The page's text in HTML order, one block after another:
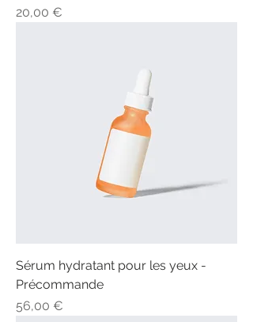
Prix
20,00 €
Sérum hydratant pour les yeux -
Précommande
Prix
56,00 €